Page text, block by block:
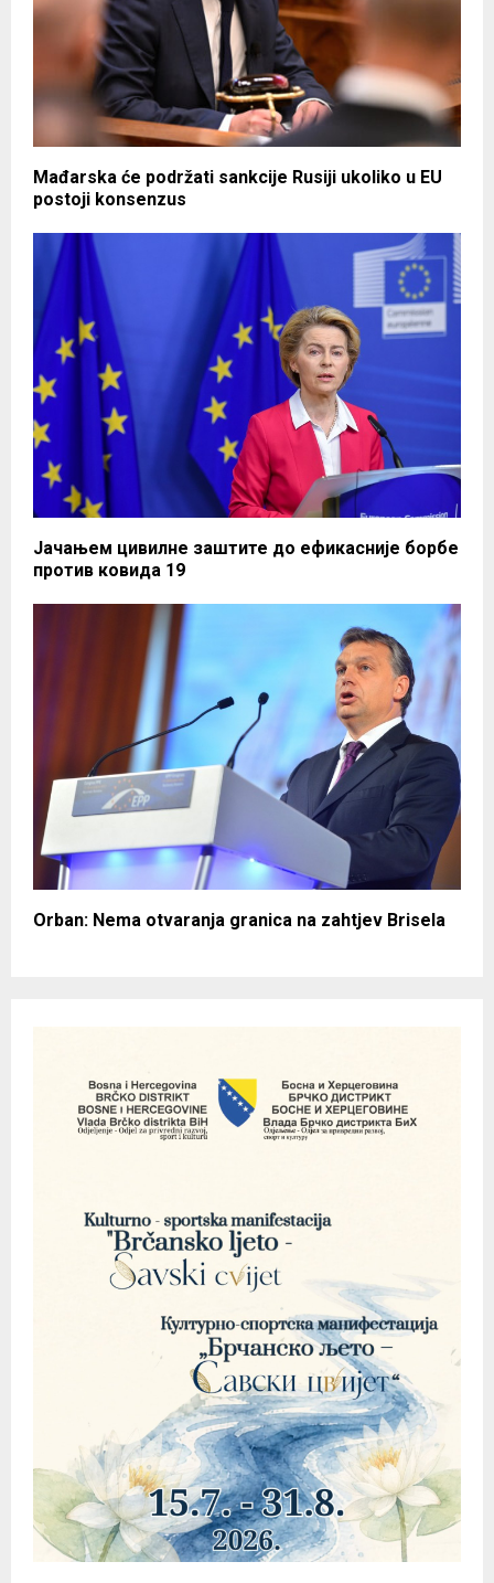
Mađarska će podržati sankcije Rusiji ukoliko u EU
postoji konsenzus
Јачањем цивилне заштите до ефикасније борбе
против ковида 19
Orban: Nema otvaranja granica na zahtjev Brisela